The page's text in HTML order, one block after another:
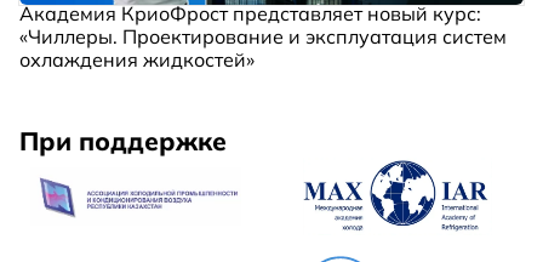
Академия КриоФрост представляет новый курс:
«Чиллеры. Проектирование и эксплуатация систем
охлаждения жидкостей»
При поддержке